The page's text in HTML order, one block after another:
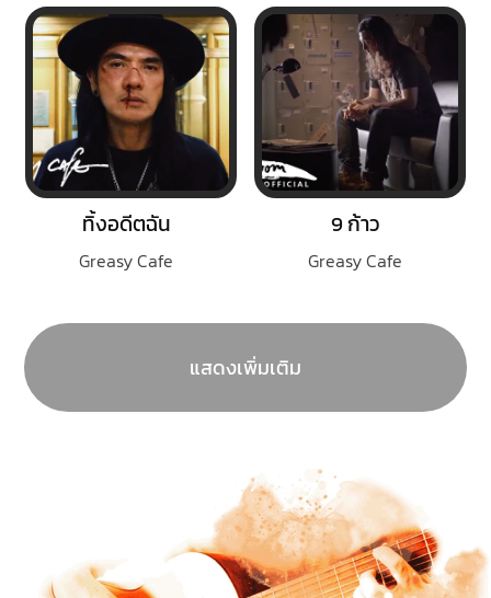
ทิ้งอดีตฉัน
Greasy Cafe
9 ก้าว
Greasy Cafe
แสดงเพิ่มเติม